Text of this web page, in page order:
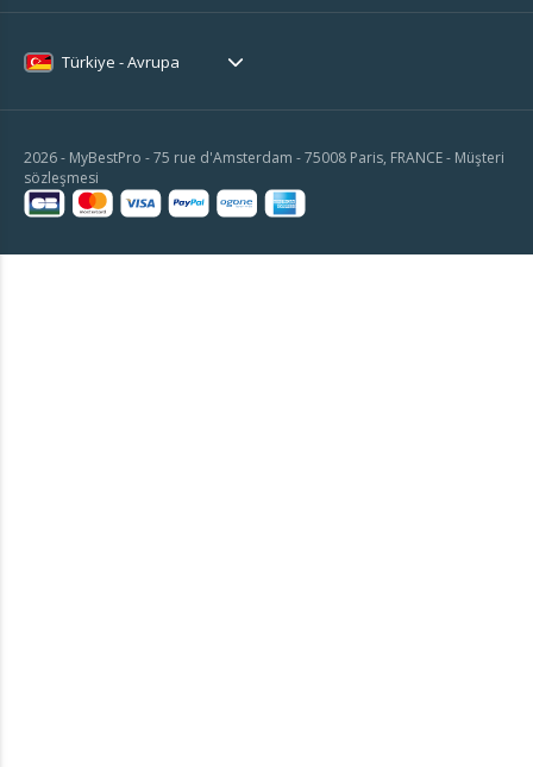
Türkiye - Avrupa
2026 - MyBestPro - 75 rue d'Amsterdam - 75008 Paris, FRANCE - Müşteri
sözleşmesi